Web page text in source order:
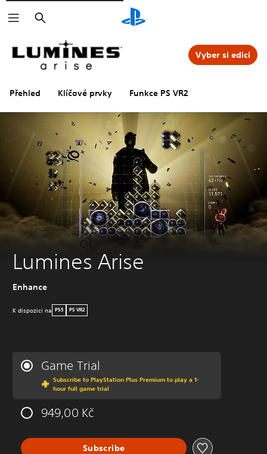
Vyhledat
Přehled Klíčové prvky Funkce PS VR2
Vyber si edici
Lumines Arise
Enhance
K dispozici na PS5 PS VR2
Game Trial
Subscribe to PlayStation Plus Premium to play a 1-
hour full game trial
949,00 Kč
Subscribe